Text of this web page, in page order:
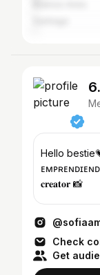
Hello bestie💗 ᴀʏᴜᴅᴏ ᴀ ᴍᴜᴊᴇʀᴇꜱ ᴀ
𝐜𝐫𝐞𝐚𝐭𝐨𝐫 📸
Check
Get